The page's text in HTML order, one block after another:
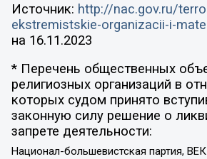
Источник: http://nac.gov.ru/
ekstremistskie-organizacii-i-
на 16.11.2023
* Перечень общественных
религиозных организаций в
которых судом принято
законную силу решение о
запрете деятельности:
Национал-большевистская партия,